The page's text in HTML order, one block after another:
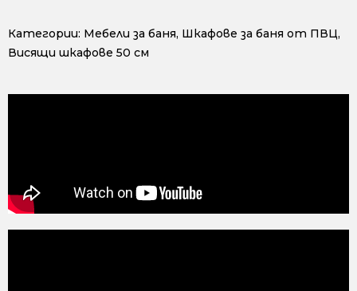
Категории: Мебели за баня, Шкафове за баня от ПВЦ,
Висящи шкафове 50 см